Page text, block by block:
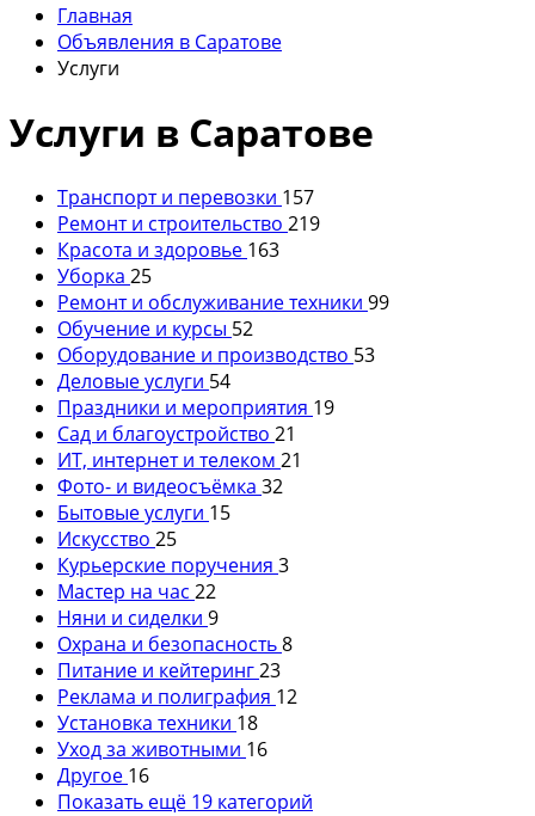
Главная
Объявления в Саратове
Услуги
Услуги в Саратове
Транспорт и перевозки 157
Ремонт и строительство 219
Красота и здоровье 163
Уборка 25
Ремонт и обслуживание техники 99
Обучение и курсы 52
Оборудование и производство 53
Деловые услуги 54
Праздники и мероприятия 19
Сад и благоустройство 21
ИТ, интернет и телеком 21
Фото- и видеосъёмка 32
Бытовые услуги 15
Искусство 25
Курьерские поручения 3
Мастер на час 22
Няни и сиделки 9
Охрана и безопасность8
Питание и кейтеринг23
Реклама и полиграфия 12
Установка техники 18
Уход за животными 16
Другое 16
Показать ещё 19 категорий